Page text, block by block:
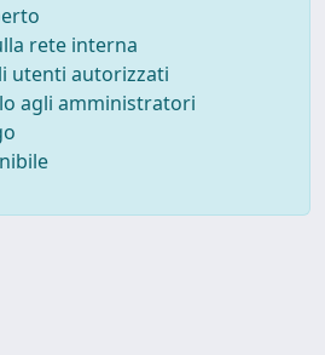
rete interna
utenti autorizzati
agli amministratori